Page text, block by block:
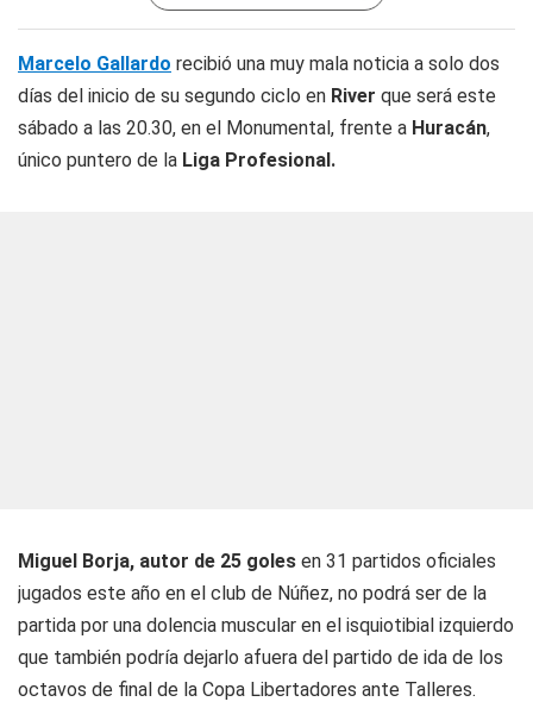
Marcelo Gallardo recibió una muy mala noticia a solo dos
días del inicio de su segundo ciclo en River que será este
sábado a las 20.30, en el Monumental, frente a Huracán,
único puntero de la Liga Profesional.
Miguel Borja, autor de 25 goles en 31 partidos oficiales
jugados este año en el club de Núñez, no podrá ser de la
partida por una dolencia muscular en el isquiotibial izquierdo
que también podría dejarlo afuera del partido de ida de los
octavos de final de la Copa Libertadores ante Talleres.